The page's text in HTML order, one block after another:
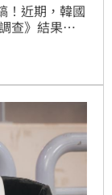
！近期，韓國
查》結果，